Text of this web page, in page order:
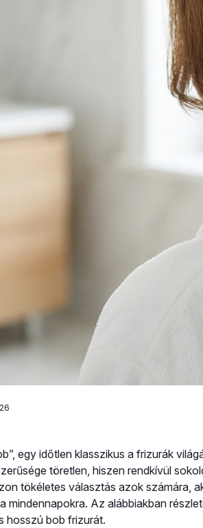
egy időtlen klasszikus a frizurák
töretlen, hiszen rendkívül
tökéletes választás azok számára,
mindennapokra. Az alábbiakban
hosszú bob frizurát.